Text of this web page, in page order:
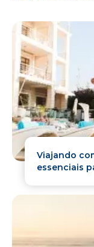
Viajando
essenciais